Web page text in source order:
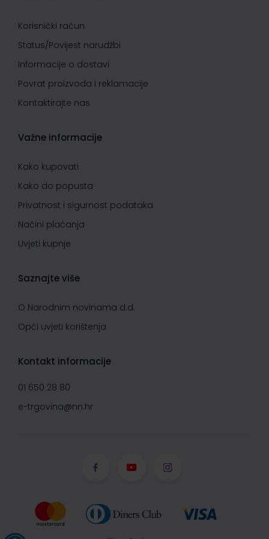
Korisnički račun
Status/Povijest narudžbi
Informacije o dostavi
Povrat proizvoda i reklamacije
Kontaktirajte nas
Važne informacije
Kako kupovati
Kako do popusta
Privatnost i sigurnost podataka
Načini plaćanja
Uvjeti kupnje
Saznajte više
O Narodnim novinama d.d.
Opći uvjeti korištenja
Kontakt informacije
01 650 28 80
e-trgovina@nn.hr